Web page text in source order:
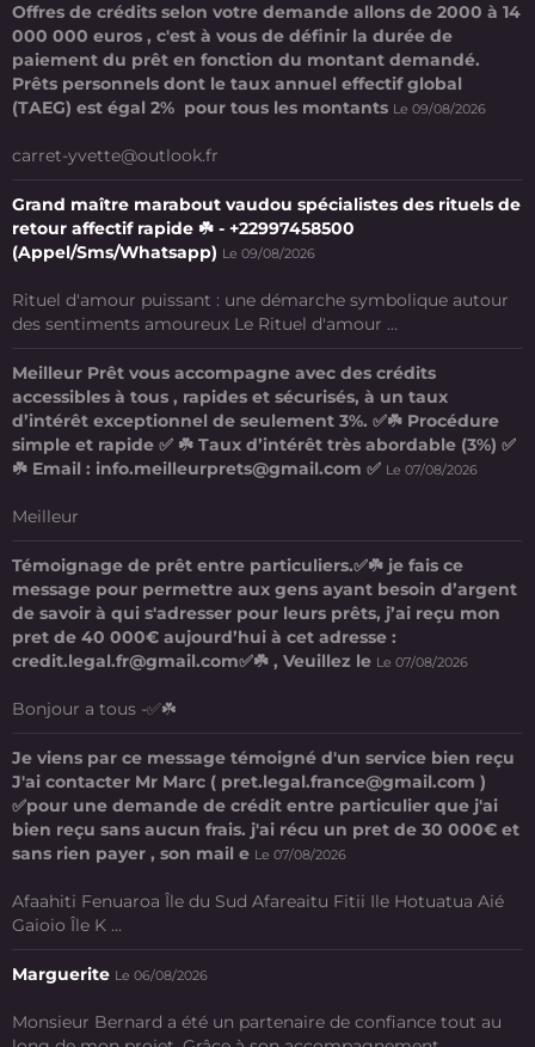
Offres de crédits selon votre demande allons de 2000 à 14
000 000 euros , c'est à vous de définir la durée de
paiement du prêt en fonction du montant demandé.
Prêts personnels dont le taux annuel effectif global
(TAEG) est égal 2% pour tous les montants Le 09/08/2026
carret-yvette@outlook.fr
Grand maître marabout vaudou spécialistes des rituels de
retour affectif rapide ☘️ - +22997458500
(Appel/Sms/Whatsapp) Le 09/08/2026
Rituel d'amour puissant : une démarche symbolique autour
des sentiments amoureux Le Rituel d'amour ...
Meilleur Prêt vous accompagne avec des crédits
accessibles à tous , rapides et sécurisés, à un taux
d’intérêt exceptionnel de seulement 3%. ✅☘️ Procédure
simple et rapide ✅ ☘️ Taux d’intérêt très abordable (3%) ✅
☘️ Email : info.meilleurprets@gmail.com ✅ Le 07/08/2026
Meilleur
Témoignage de prêt entre particuliers.✅☘️ je fais ce
message pour permettre aux gens ayant besoin d’argent
de savoir à qui s'adresser pour leurs prêts, j’ai reçu mon
pret de 40 000€ aujourd’hui à cet adresse :
credit.legal.fr@gmail.com✅☘️ , Veuillez le Le 07/08/2026
Bonjour a tous -✅☘️
Je viens par ce message témoigné d'un service bien reçu
J'ai contacter Mr Marc ( pret.legal.france@gmail.com )
✅pour une demande de crédit entre particulier que j'ai
bien reçu sans aucun frais. j'ai récu un pret de 30 000€ et
sans rien payer , son mail e Le 07/08/2026
Afaahiti Fenuaroa Île du Sud Afareaitu Fitii Ile Hotuatua Aié
Gaioio Île K ...
Marguerite Le 06/08/2026
Monsieur Bernard a été un partenaire de confiance tout au